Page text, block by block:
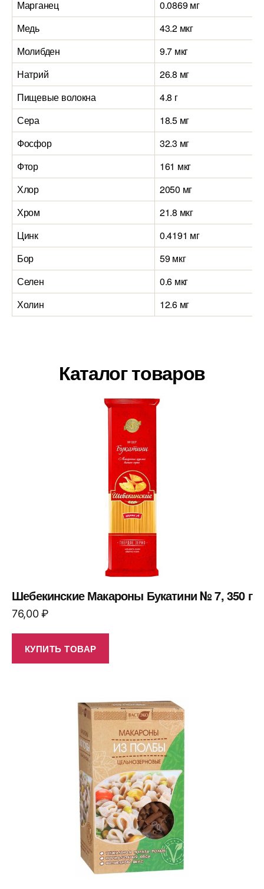
Марганец
0.0869 мг
Медь
43.2 мкг
Молибден
9.7 мкг
Натрий
26.8 мг
Пищевые волокна
4.8 г
Сера
18.5 мг
Фосфор
32.3 мг
Фтор
161 мкг
Хлор
2050 мг
Хром
21.8 мкг
Цинк
0.4191 мг
Бор
59 мкг
Селен
0.6 мкг
Холин
12.6 мг
Каталог товаров
Шебекинские Макароны Букатини № 7, 350 г
76,00₽
КУПИТЬ ТОВАР